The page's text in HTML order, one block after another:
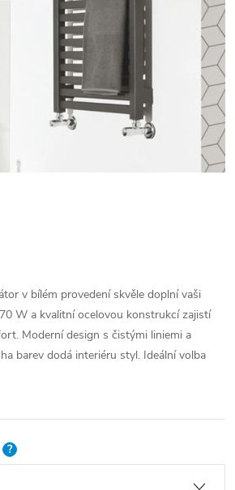
v bílém provedení skvěle doplní vaši
W a kvalitní ocelovou konstrukcí zajistí
Moderní design s čistými liniemi a
barev dodá interiéru styl. Ideální volba
?